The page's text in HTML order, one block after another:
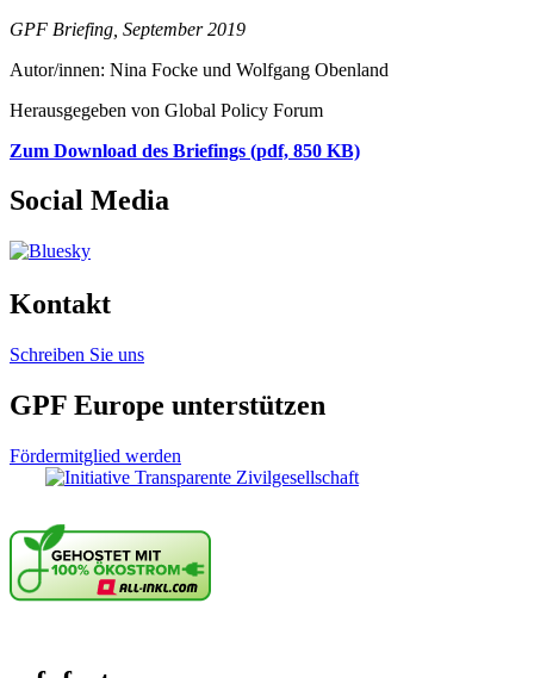
GPF Briefing, September 2019
Autor/innen: Nina Focke und Wolfgang Obenland
Herausgegeben von Global Policy Forum
Zum Download des Briefings (pdf, 850 KB)
Social Media
Kontakt
Schreiben Sie uns
GPF Europe unterstützen
Fördermitglied werden